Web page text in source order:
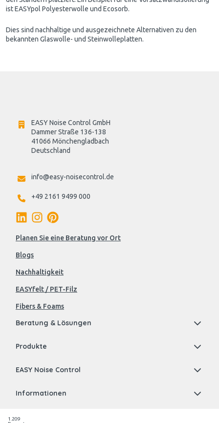
ist EASYpol Polyesterwolle und Ecosorb.
Dies sind nachhaltige und ausgezeichnete Alternativen zu den
bekannten Glaswolle- und Steinwolleplatten.
EASY Noise Control GmbH
Dammer Straße 136-138
41066 Mönchengladbach
Deutschland
info@easy-noisecontrol.de
+49 2161 9499 000
Planen Sie eine Beratung vor Ort
Blogs
Nachhaltigkeit
EASYfelt / PET-Filz
Fibers & Foams
Beratung & Lösungen
Produkte
EASY Noise Control
Informationen
1.209